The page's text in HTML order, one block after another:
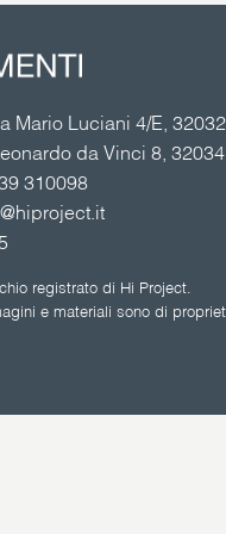
Mario Luciani 4/E,
da Vinci 8,
310098
registrato di Hi Project.
e materiali sono di